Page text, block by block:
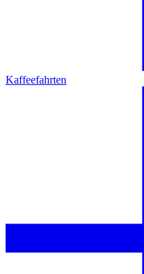
Kaffeefahrten